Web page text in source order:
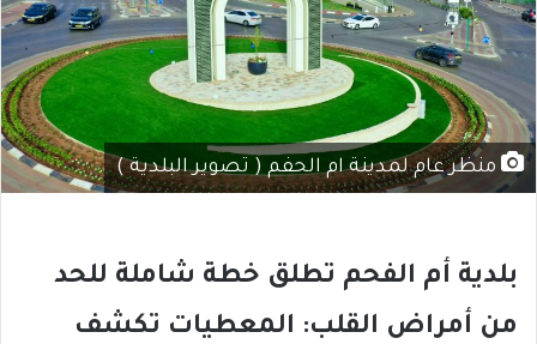
منظر عام لمدينة ام الحفم ( تصوير البلدية )
بلدية أم الفحم تطلق خطة شاملة للحد
من أمراض القلب: المعطيات تكشف